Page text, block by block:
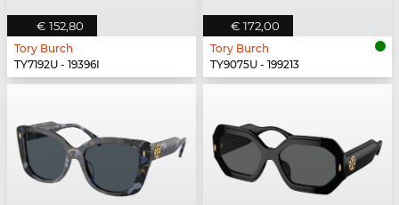
€ 152,80
Tory Burch
TY7192U - 19396I
€ 172,00
Tory Burch
TY9075U - 199213